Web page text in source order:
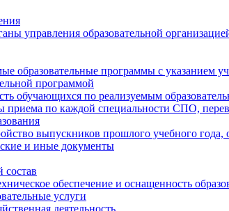
управления образовательной
образовательные программы с указанием
программой
обучающихся по реализуемым
приема по каждой специальности СПО,
выпускников прошлого учебного
и иные документы
состав
обеспечение и оснащенность
услуги
деятельность